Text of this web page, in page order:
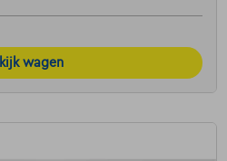
wagen